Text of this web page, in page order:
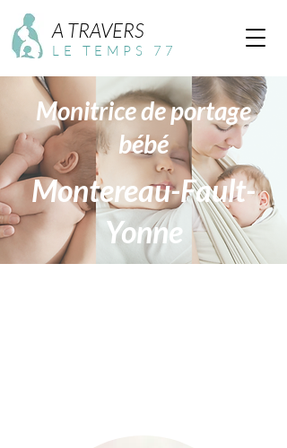
LE TEMPS 77
A TRAVERS
Monitrice de portage
bébé
Montereau-Fault-
Yonne